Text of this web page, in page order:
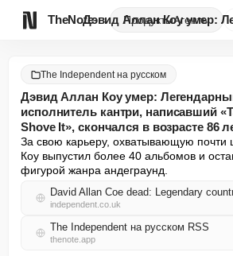
TheNote ПродуктыАгенты
The Independent на русском
Дэвид Аллан Коу умер:
исполнитель кантри, написавший
Shove It», скончался в возрасте 86
За свою карьеру, охватывающую почти
Коу выпустил более 40 альбомов и
фигурой жанра андеграунд.
independent.co.uk
The Independent на русском RSS
thenote.app